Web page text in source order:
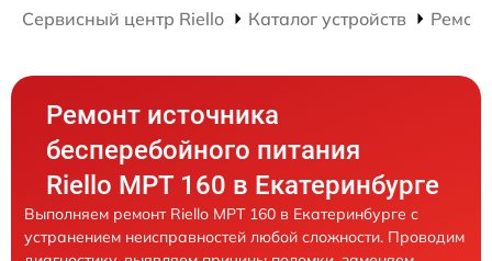
Сервисный центр Riello Каталог устройств
Ремонт источника
бесперебойного питания
Riello MPT 160 в Екатеринбурге
Выполняем ремонт Riello MPT 160 в Екатеринбурге с
устранением неисправностей любой сложности. Проводим